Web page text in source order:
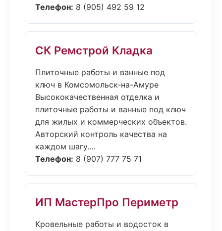
Телефон: 8 (905) 492 59 12
СК Ремстрой Кладка
Плиточные работы и ванные под
ключ в Комсомольск-на-Амуре
Высококачественная отделка и
плиточные работы и ванные под ключ
для жилых и коммерческих объектов.
Авторский контроль качества на
каждом шагу....
Телефон: 8 (907) 777 75 71
ИП МастерПро Периметр
Кровельные работы и водосток в